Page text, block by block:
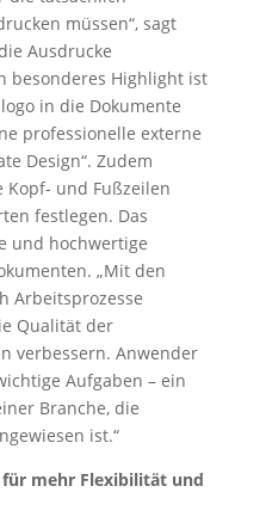
müssen“, sagt
Ausdrucke
besonderes Highlight ist
in die Dokumente
professionelle externe
Design“. Zudem
und Fußzeilen
festlegen. Das
und hochwertige
„Mit den
Arbeitsprozesse
Qualität der
verbessern. Anwender
Aufgaben – ein
Branche, die
ist.“
für mehr Flexibilität und